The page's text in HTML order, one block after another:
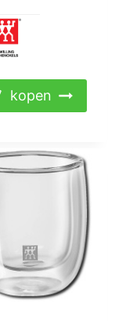
kopen